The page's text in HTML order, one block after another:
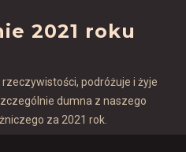
2021 roku
podróżuje i żyje
dumna z naszego
za 2021 rok.